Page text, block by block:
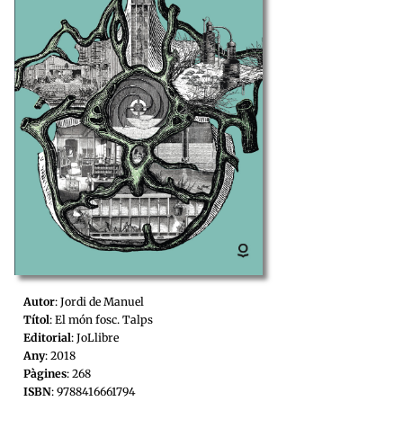
Autor: Jordi de Manuel
Títol : El món fosc. Talps
Editorial : JoLlibre
Any: 2018
Pàgines: 268
ISBN: 9788416661794